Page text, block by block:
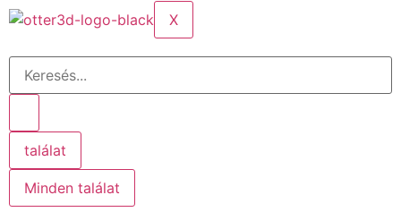
X
találat
Minden találat